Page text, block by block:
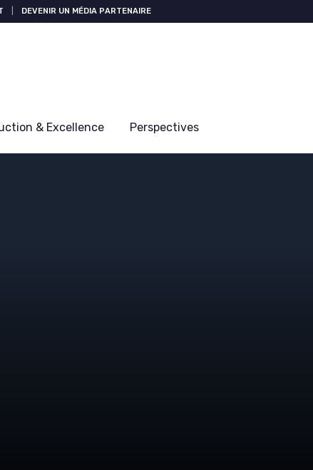
DEVENIR UN MÉDIA PARTENAIRE
& Excellence Perspectives